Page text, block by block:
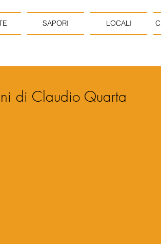
SAPORI LOCALI
di Claudio Quarta